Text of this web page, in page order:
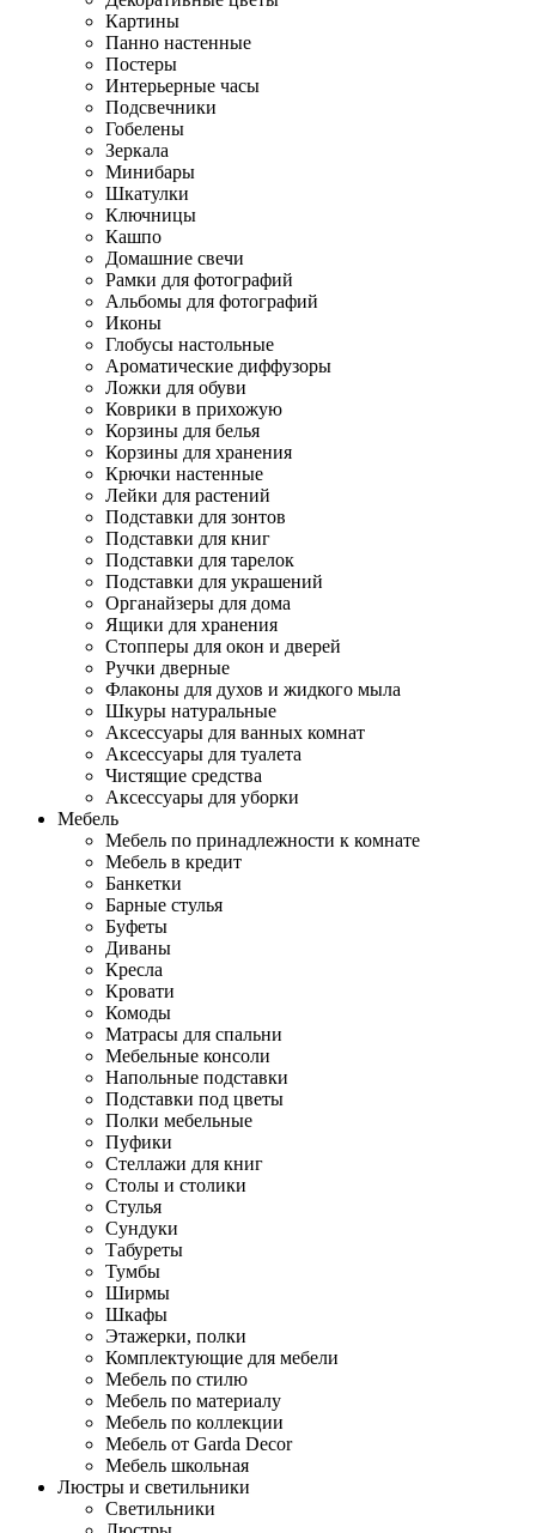
Картины
Панно настенные
Постеры
Интерьерные часы
Подсвечники
Гобелены
Зеркала
Минибары
Шкатулки
Ключницы
Кашпо
Домашние свечи
Рамки для фотографий
Альбомы для фотографий
Иконы
Глобусы настольные
Ароматические диффузоры
Ложки для обуви
Коврики в прихожую
Корзины для белья
Корзины для хранения
Крючки настенные
Лейки для растений
Подставки для зонтов
Подставки для книг
Подставки для тарелок
Подставки для украшений
Органайзеры для дома
Ящики для хранения
Стопперы для окон и дверей
Ручки дверные
Флаконы для духов и жидкого мыла
Шкуры натуральные
Аксессуары для ванных комнат
Аксессуары для туалета
Чистящие средства
Аксессуары для уборки
Мебель
Мебель по принадлежности к комнате
Мебель в кредит
Банкетки
Барные стулья
Буфеты
Диваны
Кресла
Кровати
Комоды
Матрасы для спальни
Мебельные консоли
Напольные подставки
Подставки под цветы
Полки мебельные
Пуфики
Стеллажи для книг
Столы и столики
Стулья
Сундуки
Табуреты
Тумбы
Ширмы
Шкафы
Этажерки, полки
Комплектующие для мебели
Мебель по стилю
Мебель по материалу
Мебель по коллекции
Мебель от Garda Decor
Мебель школьная
Люстры и светильники
Светильники